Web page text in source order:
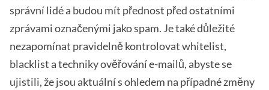
správní lidé a budou mít přednost před ostatními
zprávami označenými jako spam. Je také důležité
nezapomínat pravidelně kontrolovat whitelist,
blacklist a techniky ověřování e-mailů, abyste se
ujistili, že jsou aktuální s ohledem na případné změny